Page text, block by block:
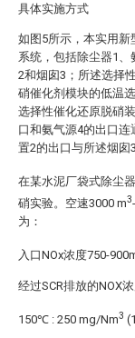
具体实施方式
如图5所示，本实用
系统，包括除尘器1
2和烟囱3；所述选择
硝催化剂模块的低温
选择性催化还原脱硝
口和氨气源4的出口
置2的出口与所述烟囱
在某水泥厂袋式除尘
硝实验。空速3000 m3
为：
入口NOx浓度750-
经过SCR排放的NOX浓
150℃ : 250 mg/Nm3